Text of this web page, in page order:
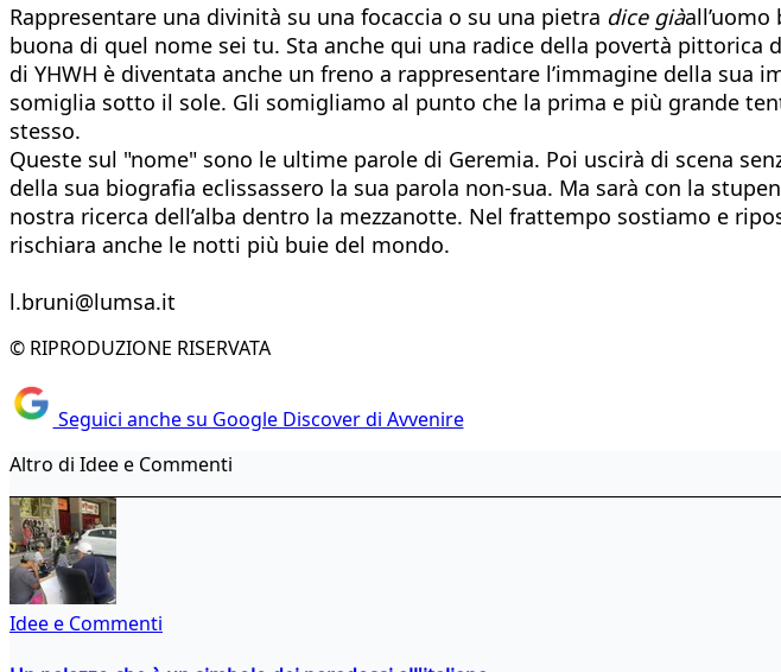
Rappresentare una divinità su una focaccia o su una pietra dice già
buona di quel nome sei tu. Sta anche qui una radice della povertà pittorica
di YHWH è diventata anche un freno a rappresentare l’immagine della
somiglia sotto il sole. Gli somigliamo al punto che la prima e più grande
stesso.
Queste sul "nome" sono le ultime parole di Geremia. Poi uscirà di scena
della sua biografia eclissassero la sua parola non-sua. Ma sarà con la
nostra ricerca dell’alba dentro la mezzanotte. Nel frattempo sostiamo e
rischiara anche le notti più buie del mondo.
l.bruni@lumsa.it
© RIPRODUZIONE RISERVATA
Seguici anche su Google Discover di Avvenire
Altro di Idee e Commenti
Idee e Commenti